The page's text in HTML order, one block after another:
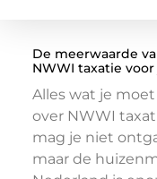
De meerwaarde
NWWI taxatie voor
Alles wat je
over NWWI
mag je niet
maar de